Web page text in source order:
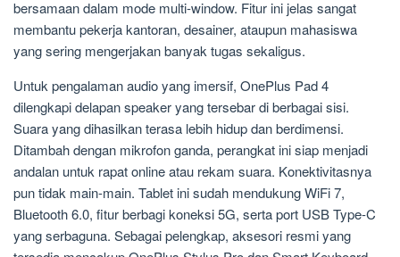
bersamaan dalam mode multi-window. Fitur ini jelas sangat
membantu pekerja kantoran, desainer, ataupun mahasiswa
yang sering mengerjakan banyak tugas sekaligus.
Untuk pengalaman audio yang imersif, OnePlus Pad 4
dilengkapi delapan speaker yang tersebar di berbagai sisi.
Suara yang dihasilkan terasa lebih hidup dan berdimensi.
Ditambah dengan mikrofon ganda, perangkat ini siap menjadi
andalan untuk rapat online atau rekam suara. Konektivitasnya
pun tidak main-main. Tablet ini sudah mendukung WiFi 7,
Bluetooth 6.0, fitur berbagi koneksi 5G, serta port USB Type-C
yang serbaguna. Sebagai pelengkap, aksesori resmi yang